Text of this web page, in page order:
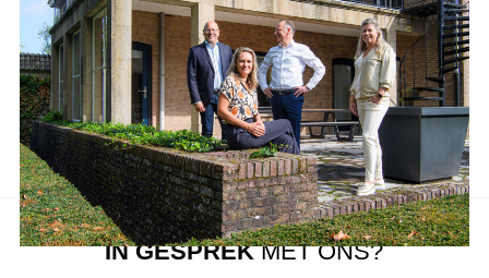
Neem de tijd om onze lijst met beschikbare object te bekijken en
aarzel niet om contact met ons op te nemen als u vragen heeft, meer
informatie wilt of een bezichtiging wil plannen.
Ons team van vastgoedprofessionals staat klaar om u te helpen bij
elke stap van het proces.
IN GESPREKMET ONS?